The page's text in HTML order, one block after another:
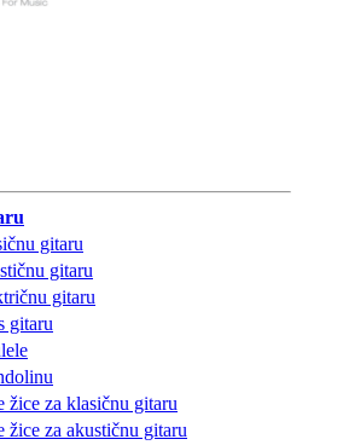
gitaru
gitaru
gitaru
gitaru
žice za klasičnu gitaru
žice za akustičnu gitaru